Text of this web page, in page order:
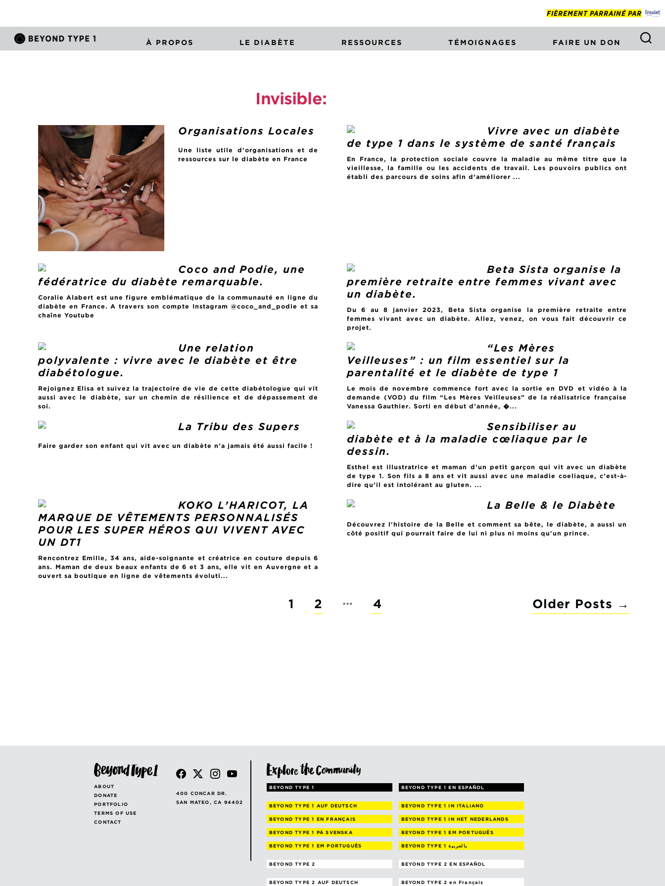
FIÈREMENT PARRAINÉ PAR
À PROPOS LE DIABÈTE RESSOURCES TÉMOIGNAGES FAIRE UN DON
Invisible:
Organisations Locales
Une liste utile d'organisations et de
ressources sur le diabète en France
Vivre avec un diabète
de type 1 dans le système de santé français
En France, la protection sociale couvre la maladie au même titre que la
vieillesse, la famille ou les accidents de travail. Les pouvoirs publics ont
établi des parcours de soins afin d’améliorer ...
Coco and Podie, une
fédératrice du diabète remarquable.
Coralie Alabert est une figure emblématique de la communauté en ligne du
diabète en France. A travers son compte Instagram @coco_and_podie et sa
chaîne Youtube
Beta Sista organise la
première retraite entre femmes vivant avec
un diabète.
Du 6 au 8 janvier 2023, Beta Sista organise la première retraite entre
femmes vivant avec un diabète. Allez, venez, on vous fait découvrir ce
projet.
Une relation
polyvalente : vivre avec le diabète et être
diabétologue.
Rejoignez Elisa et suivez la trajectoire de vie de cette diabétologue qui vit
aussi avec le diabète, sur un chemin de résilience et de dépassement de
soi.
“Les Mères
Veilleuses” : un film essentiel sur la
parentalité et le diabète de type 1
Le mois de novembre commence fort avec la sortie en DVD et vidéo à la
demande (VOD) du film “Les Mères Veilleuses” de la réalisatrice française
Vanessa Gauthier. Sorti en début d’année, �...
La Tribu des Supers
Faire garder son enfant qui vit avec un diabète n’a jamais été aussi facile !
Sensibiliser au
diabète et à la maladie cœliaque par le
dessin.
Esthel est illustratrice et maman d’un petit garçon qui vit avec un diabète
de type 1. Son fils a 8 ans et vit aussi avec une maladie coeliaque, c’est-à-
dire qu’il est intolérant au gluten. ...
KOKO L’HARICOT, LA
MARQUE DE VÊTEMENTS PERSONNALISÉS
POUR LES SUPER HÉROS QUI VIVENT AVEC
UN DT1
Rencontrez Emilie, 34 ans, aide-soignante et créatrice en couture depuis 6
ans. Maman de deux beaux enfants de 6 et 3 ans, elle vit en Auvergne et a
ouvert sa boutique en ligne de vêtements évoluti...
La Belle & le Diabète
Découvrez l'histoire de la Belle et comment sa bête, le diabète, a aussi un
côté positif qui pourrait faire de lui ni plus ni moins qu'un prince.
1 2 … 4 Older Posts →
ABOUT
DONATE
PORTFOLIO
TERMS OF USE
CONTACT
400 CONCAR DR.
SAN MATEO, CA 94402
BEYOND TYPE 1 BEYOND TYPE 1 EN ESPAÑOL
BEYOND TYPE 1 AUF DEUTSCH BEYOND TYPE 1IN ITALIANO
BEYOND TYPE 1 EN FRANÇAIS BEYOND TYPE 1IN HET NEDERLANDS
BEYOND TYPE 1 PÅ SVENSKA BEYOND TYPE 1EM PORTUGUÊS
BEYOND TYPE 1 EM PORTUGUÊS BEYOND TYPE 1بالعربية
BEYOND TYPE 2 BEYOND TYPE 2 EN ESPAÑOL
BEYOND TYPE 2 AUF DEUTSCH BEYOND TYPE 2en Français